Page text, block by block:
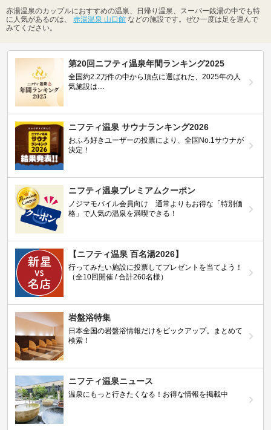
赤湯温泉のカップルにおすすめの温泉、日帰り温泉、スーパー銭湯の中でも特
に人気があるのは、 赤湯温泉 山口館 などの施設です。ぜひ一度は足を運んで
みてください。
第20回ニフティ温泉年間ランキング2025
全国約2.2万件の中から頂点に選ばれた、2025年の人
気施設は…
ニフティ温泉 サウナランキング2026
おふろ好きユーザーの投票により、全国No.1サウナが
決定！
ニフティ温泉プレミアムクーポン
ノジマモバイル会員向け 通常よりもお得な「特別価
格」で人気の温泉を満喫できる！
【ニフティ温泉 百名湯2026】
行ってみたい施設に投票してプレゼントを当てよう！
（全10回開催 / 合計260名様）
岩盤浴特集
日本全国の岩盤浴情報だけをピックアップ。まとめて
検索！
ニフティ温泉ニュース
温泉にもっと行きたくなる！お得な情報を掲載中